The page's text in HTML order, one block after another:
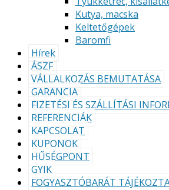
Kutya, macska
Keltetőgépek
Baromfi
Hírek
ÁSZF
VÁLLALKOZÁS BEMUTATÁSA
GARANCIA
FIZETÉSI ÉS SZÁLLÍTÁSI
REFERENCIÁK
KAPCSOLAT
KUPONOK
HŰSÉGPONT
GYIK
FOGYASZTÓBARÁT